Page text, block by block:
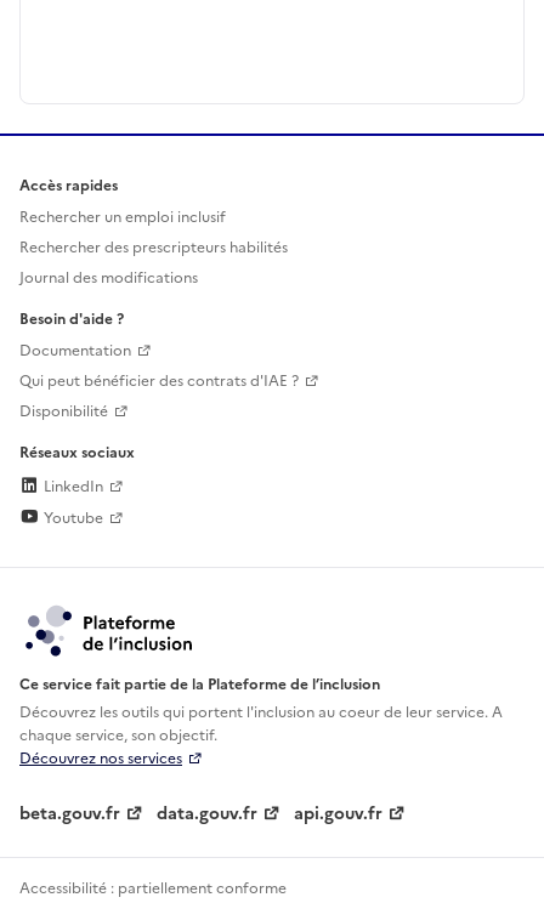
Accès rapides
Rechercher un emploi inclusif
Rechercher des prescripteurs habilités
Journal des modifications
Besoin d'aide ?
Documentation
Qui peut bénéficier des contrats d'IAE ?
Disponibilité
Réseaux sociaux
LinkedIn
Youtube
Ce service fait partie de la Plateforme de l’inclusion
Découvrez les outils qui portent l'inclusion aucoeur de leur service. A
chaque service, son objectif.
Découvrez nos services
beta.gouv.fr data.gouv.fr api.gouv.fr
Accessibilité : partiellement conforme